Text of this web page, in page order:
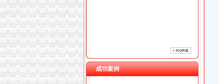
成功案例
重庆欧氏科技发展有限公司 渝九50万 （进出口
重庆市明诚塑料制品有限责任公司 渝高100万
重庆金品科技有限公司 渝南100万 （进出口权
重庆凯誉网络通信技术工程有限公司 渝中300